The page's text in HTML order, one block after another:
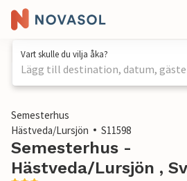
Vart skulle du vilja åka?
Lägg till destination, datum,
1 / 38
Semesterhus
Hästveda/Lursjön
S11598
Semesterhus -
Hästveda/Lursjön ,